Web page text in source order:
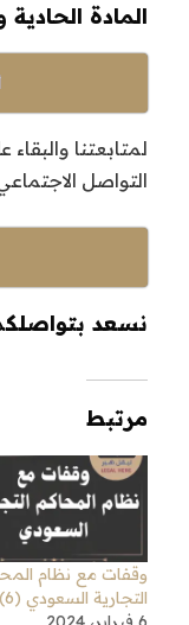
المادة الحادية
لمتابعتنا
التواصل
نسعد
مرتبط
وقفات مع نظام
التجارية السعودي (6)